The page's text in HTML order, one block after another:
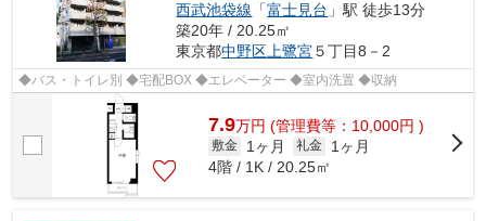
西武池袋線 「富士見台 」駅 徒歩13分
築20年 / 20.25㎡
東京都中野区上鷺宮５丁目8－2
◆バス・トイレ別 ◆宅配BOX ◆エレベーター ◆室内洗置 ◆収納
7.9万円 (管理費等：10,000円 )
敷金 1ヶ月 礼金
1ヶ月
4階 / 1K / 20.25㎡